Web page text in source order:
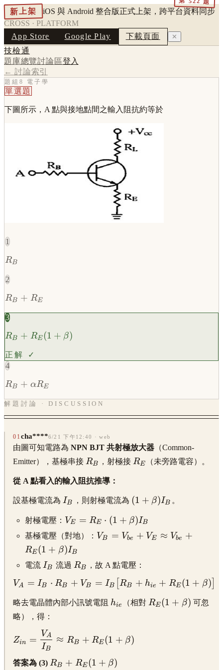
新上架
iOS 與 Android 整合版正式上架，跨平台資料同步
CROSS · PLATFORM
App Store
Google Play 下載頁面 ✕
技檢通
題庫總覽討論區登入
← 討論索引
題組8 電子學
單選題
下圖所示，A 點與接地點間之輸入阻抗約等於
1
\displaystyle
RB
2
\displaystyle
RB + RE
3
\displaystyle
(1+\beta)
RB + RE (1 + β)
正解 ✓
4
\displaystyle
\alpha R_E
RB + αRE
解題討論 · DISCUSSION
01 cha****6/21 下午12:40 · web
由圖可知電路為 NPN BJT 共射極放大器 （Common-
Emitter），基極串接 \displaystyle
RB ，射極接 \displaystyle
RE （未旁路電容）。
從 A 點看入的輸入阻抗推導：
設基極電流為 \displaystyle
IB ，則射極電流為 \displaystyle
(1 + β)IB 。
射極電壓： \displaystyle
V_E = R_E
\cdot
(1+\beta)I_B
VE = RE ⋅ (1 + β)IB
基極電壓（對地）： \displaystyle V_B
+
R_E(1+\beta)I_B
VB = Vbe + VE ≈ Vbe +
RE (1 + β)IB
電流 \displaystyle
IB 流過 \displaystyle
RB ，故 A 點電壓：
\displaystyle V_A =
V_B =
I_B\bigl[R_B +
h_{ie} +
R_E(1+\beta)\bigr]
VA = IB ⋅ RB + VB = IB [RB + hie + RE (1 + β)
略去電晶體內部小訊號電阻 \displaystyle
hie （相對 \displaystyle
RE (1 + β) 可忽
略），得：
\displaystyle
Z_{in} =
\frac{V_A}
Zin =
IB
VA ≈ RB + RE (1 + β)
答案為 (3) \displaystyle
RB + RE (1 + β)